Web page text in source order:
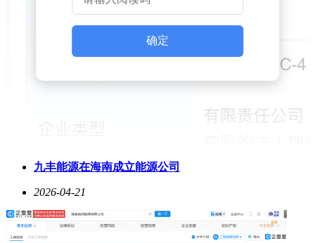
确定
九丰能源在海南成立能源公司
2026-04-21